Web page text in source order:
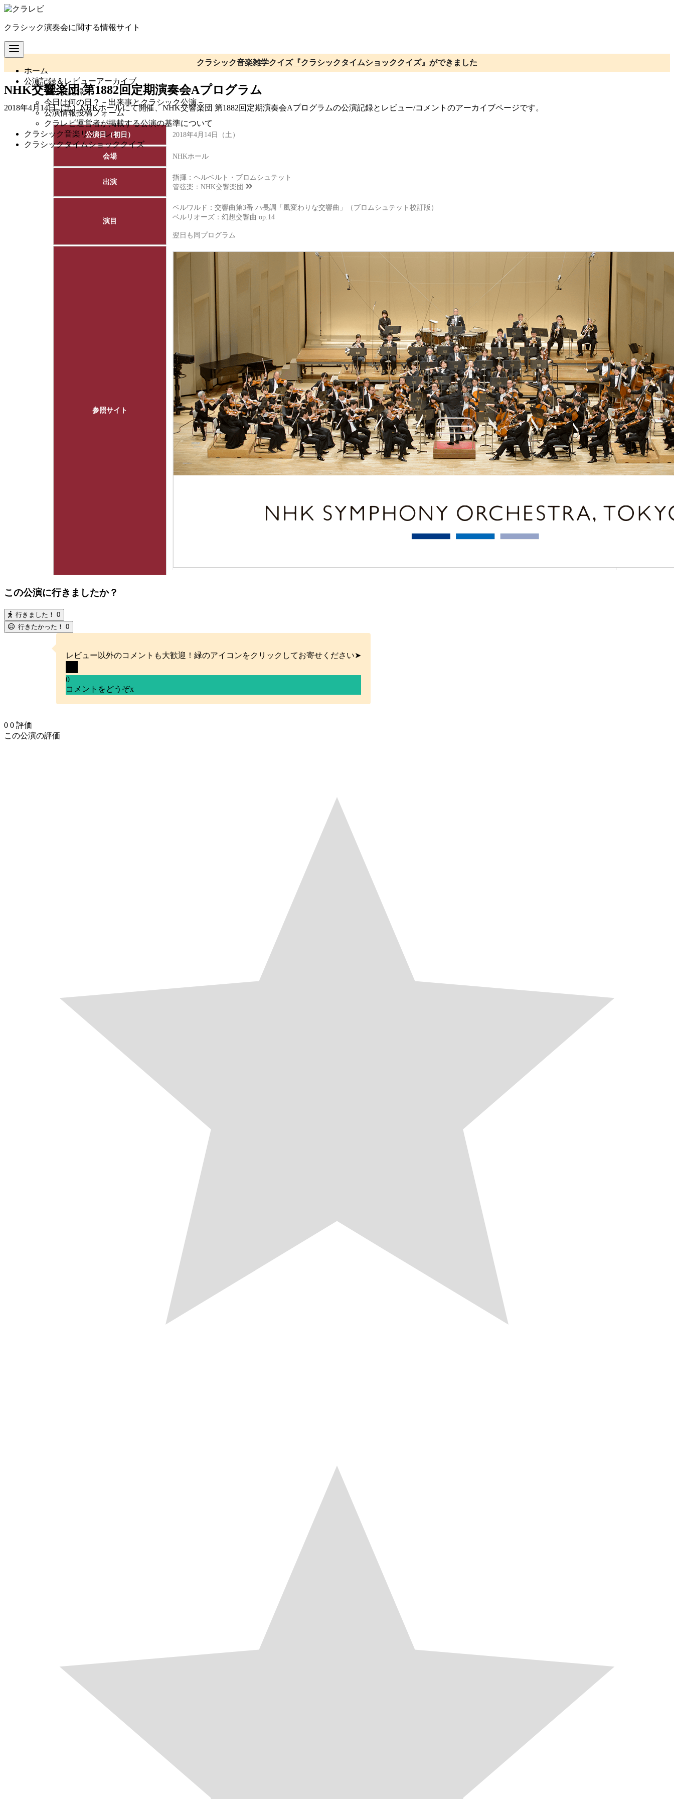
コ
テ
ン
ツ
移
クラシック演奏会に関する情報サイト
ホーム
公演記録＆レビューアーカイブ
全公演記録
今日は何の日？－出来事とクラシック公演－
公演情報投稿フォーム
クラレビ運営者が掲載する公演の基準について
クラシック音楽リファレンス
クラシックタイムショッククイズ
クラシック音楽雑学クイズ『クラシックタイムショッククイズ』ができました
NHK交響楽団 第1882回定期演奏会Aプログラム
2018年4月14日（土）NHKホールにて開催、NHK交響楽団 第1882回定期演奏会Aプログラムの公演記録とレビュー/コメントのアーカイブページです。
公演日（初日） 2018年4月14日（土）
会場 NHKホール
出演
指揮：ヘルベルト・ブロムシュテット
管弦楽： NHK交響楽団
演目
ベルワルド：交響曲第3番 ハ長調「風変わりな交響曲」（ブロムシュテット校訂版）
ベルリオーズ：幻想交響曲 op.14
翌日も同プログラム
参照サイト
NHK交響楽団/NHK Symphony Orchestra, Tokyo
NHK交響楽団（N響）公式サイト。コンサートのスケジュールやチケット購入方法、オーケストラの紹介など。
www.nhkso.or.jp
この公演に行きましたか？
行きました！ 0
行きたかった！ 0
レビュー以外のコメントも大歓迎！緑のアイコンをクリックしてお寄せください➤
0
コメントをどうぞx
0 0 評価
この公演の評価